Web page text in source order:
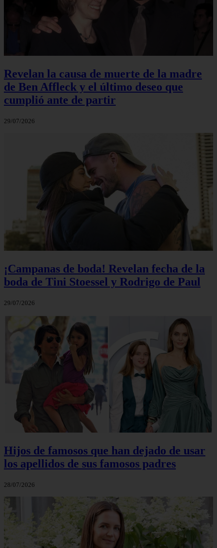
Revelan la causa de muerte de la madre
de Ben Affleck y el último deseo que
cumplió ante de partir
29/07/2026
¡Campanas de boda! Revelan fecha de la
boda de Tini Stoessel y Rodrigo de Paul
29/07/2026
Hijos de famosos que han dejado de usar
los apellidos de sus famosos padres
28/07/2026